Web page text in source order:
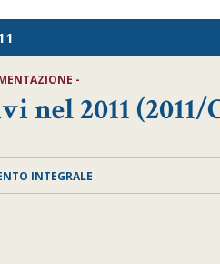
-
nel 2011 (2011/
INTEGRALE